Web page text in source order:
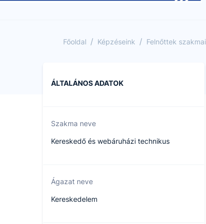
Főoldal / Képzéseink / Felnőttek
ÁLTALÁNOS ADATOK
Szakma neve
Kereskedő és webáruházi technikus
Ágazat neve
Kereskedelem